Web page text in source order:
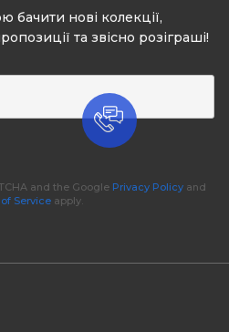
нові колекції,
та звісно розіграші!
and the Google Privacy Policy and
Serviceapply.